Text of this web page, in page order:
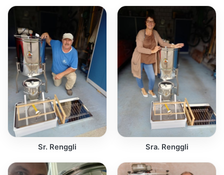
Sr. Renggli Sra. Renggli